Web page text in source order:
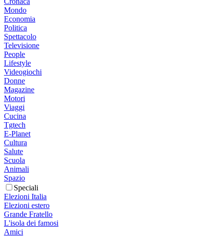
Mondo
Economia
Politica
Spettacolo
Televisione
People
Lifestyle
Videogiochi
Donne
Magazine
Motori
Viaggi
Cucina
Tgtech
E-Planet
Cultura
Salute
Scuola
Animali
Spazio
Speciali
Elezioni Italia
Elezioni estero
Grande Fratello
L'isola dei famosi
Amici